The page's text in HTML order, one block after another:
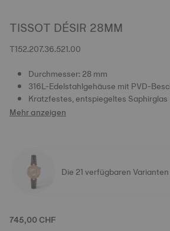
TISSOT DÉSIR 28MM
T152.207.36.521.00
Durchmesser: 28 mm
316L-Edelstahlgehäuse mit PVD-
Kratzfestes, entspiegeltes Saphirglas
Mehr anzeigen
Die 21 verfügbaren
745,00 CHF